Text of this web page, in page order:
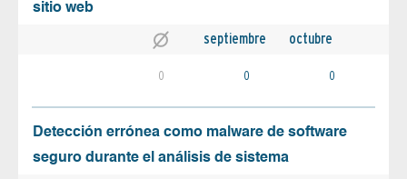
sitio web
septiembre octubre
0 0 0
Detección errónea como malware de software
seguro durante el análisis de sistema